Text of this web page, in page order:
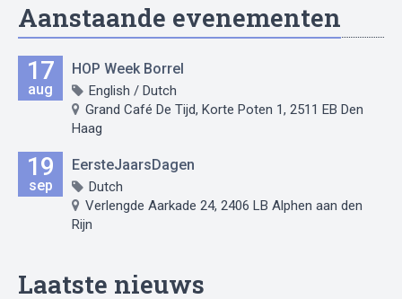
Aanstaande evenementen
17
aug
HOP Week Borrel
English / Dutch
Grand Café De Tijd, Korte Poten 1, 2511 EB Den
Haag
19
sep
EersteJaarsDagen
Dutch
Verlengde Aarkade 24, 2406 LB Alphen aan den
Rijn
Laatste nieuws